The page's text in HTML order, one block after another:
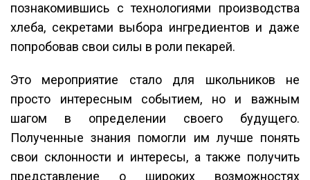
познакомившись с технологиями производства
хлеба, секретами выбора ингредиентов и даже
попробовав свои силы в роли пекарей.
Это мероприятие стало для школьников не
просто интересным событием, но и важным
шагом в определении своего будущего.
Полученные знания помогли им лучше понять
свои склонности и интересы, а также получить
представление о широких возможностях